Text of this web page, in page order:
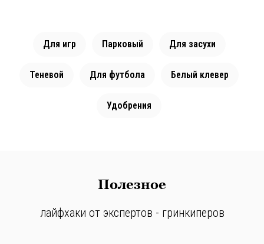
Для игр Парковый Для засухи
Теневой Для футбола Белый клевер
Удобрения
Полезное
лайфхаки от экспертов - гринкиперов